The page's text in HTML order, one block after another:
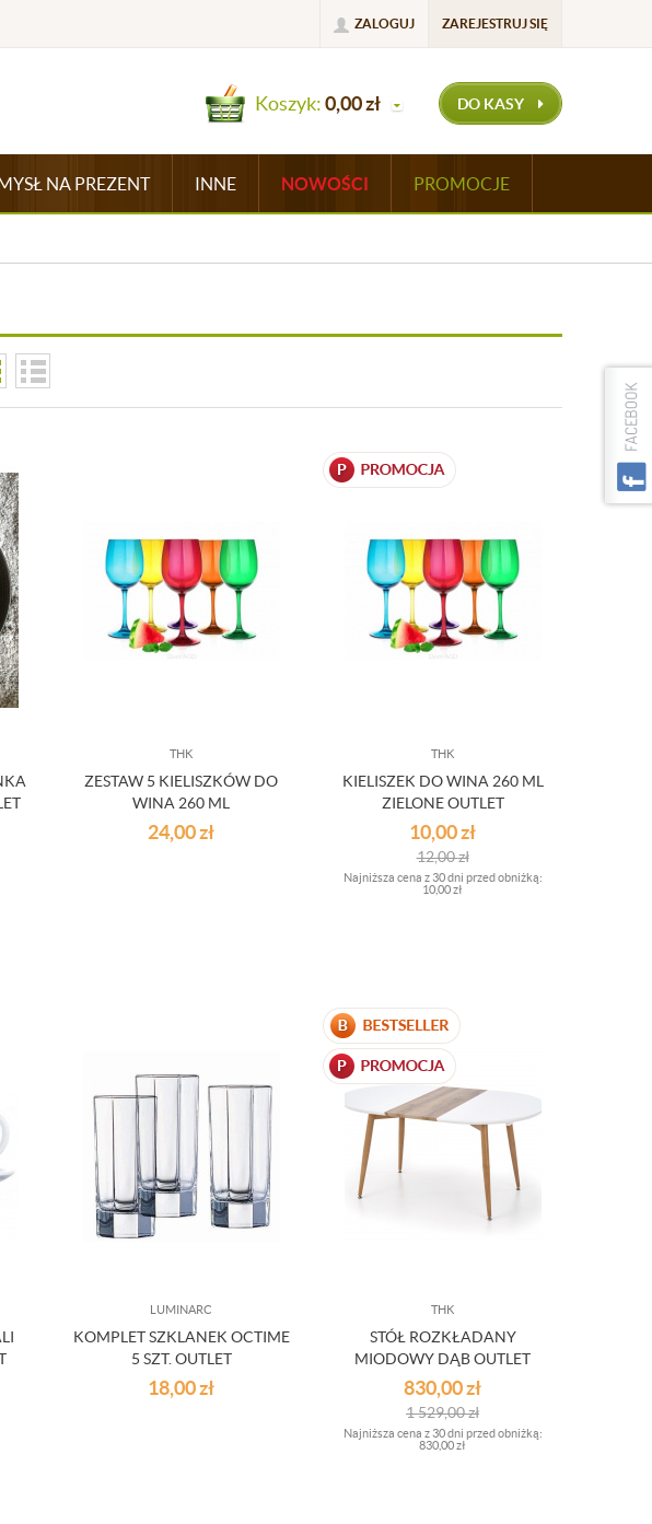
ZALOGUJ ZAREJESTRUJ SIĘ
Koszyk:0,00zł DO KASY
NA PREZENT INNE NOWOŚCI PROMOCJE
THK
ZESTAW 5 KIELISZKÓW DO
WINA 260 ML
POMARAŃCZOWE OUTLET
24,00zł
THK
KIELISZEK DO WINA 260 ML
ZIELONE OUTLET
10,00zł
12,00zł
Najniższa cena z 30 dni przed obniżką:
10,00 zł
LUMINARC
KOMPLET SZKLANEK OCTIME
5 SZT. OUTLET
18,00zł
THK
STÓŁ ROZKŁADANY
MIODOWY DĄB OUTLET
830,00zł
1 529,00zł
Najniższa cena z 30 dni przed obniżką:
830,00 zł